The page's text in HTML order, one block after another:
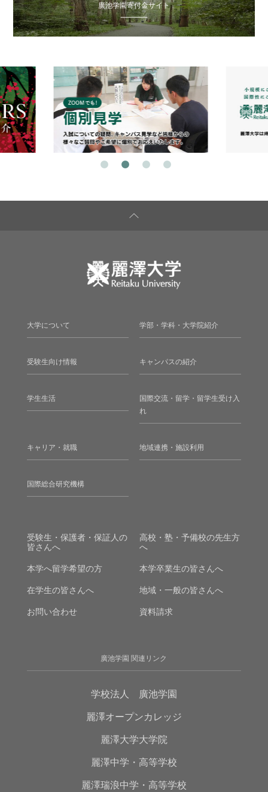
廣池学園寄付金サイト
大学について 学部・学科・大学院紹介
受験生向け情報 キャンパスの紹介
学生生活
国際交流・留学・留学生受け入
れ
キャリア・就職 地域連携・施設利用
国際総合研究機構
受験生・保護者・保証人の
皆さんへ
高校・塾・予備校の先生方
へ
本学へ留学希望の方 本学卒業生の皆さんへ
在学生の皆さんへ 地域・一般の皆さんへ
お問い合わせ 資料請求
廣池学園 関連リンク
学校法人 廣池学園
麗澤オープンカレッジ
麗澤大学大学院
麗澤中学・高等学校
麗澤瑞浪中学・高等学校